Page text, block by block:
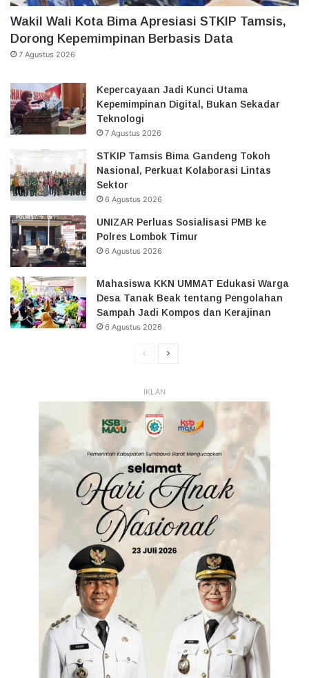
Wakil Wali Kota Bima Apresiasi STKIP Tamsis,
Dorong Kepemimpinan Berbasis Data
7 Agustus 2026
Kepercayaan Jadi Kunci Utama
Kepemimpinan Digital, Bukan Sekadar
Teknologi
7 Agustus 2026
STKIP Tamsis Bima Gandeng Tokoh
Nasional, Perkuat Kolaborasi Lintas
Sektor
6 Agustus 2026
UNIZAR Perluas Sosialisasi PMB ke
Polres Lombok Timur
6 Agustus 2026
Mahasiswa KKN UMMAT Edukasi Warga
Desa Tanak Beak tentang Pengolahan
Sampah Jadi Kompos dan Kerajinan
6 Agustus 2026
HalamanHalaman
IKLAN